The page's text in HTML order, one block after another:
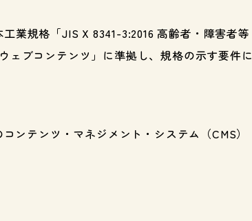
業規格「JIS X 8341-3:2016 高齢者・障害者等
ェブコンテンツ」に準拠し、規格の示す要件に
テンツ・マネジメント・システム（CMS）